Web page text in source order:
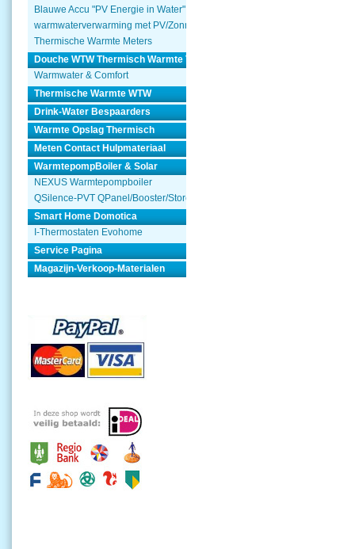
Blauwe Accu "PV Energie in Water"
warmwaterverwarming met PV/Zonnepanelen
Thermische Warmte Meters
Douche WTW Thermisch Warmte Terugwinnen
Warmwater & Comfort
Thermische Warmte WTW
Drink-Water Bespaarders
Warmte Opslag Thermisch
Meten Contact Hulpmateriaal
WarmtepompBoiler & Solar
NEXUS Warmtepompboiler
QSilence-PVT QPanel/Booster/Store
Smart Home Domotica
I-Thermostaten Evohome
Service Pagina
Magazijn-Verkoop-Materialen